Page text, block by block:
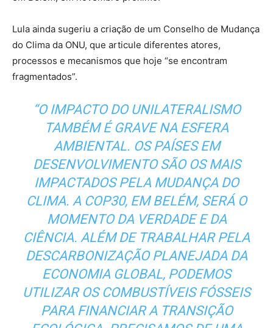
Lula ainda sugeriu a criação de um Conselho de Mudança
do Clima da ONU, que articule diferentes atores,
processos e mecanismos que hoje “se encontram
fragmentados”.
“O IMPACTO DO UNILATERALISMO
TAMBÉM É GRAVE NA ESFERA
AMBIENTAL. OS PAÍSES EM
DESENVOLVIMENTO SÃO OS MAIS
IMPACTADOS PELA MUDANÇA DO
CLIMA. A COP30, EM BELÉM, SERÁ O
MOMENTO DA VERDADE E DA
CIÊNCIA. ALÉM DE TRABALHAR PELA
DESCARBONIZAÇÃO PLANEJADA DA
ECONOMIA GLOBAL, PODEMOS
UTILIZAR OS COMBUSTÍVEIS FÓSSEIS
PARA FINANCIAR A TRANSIÇÃO